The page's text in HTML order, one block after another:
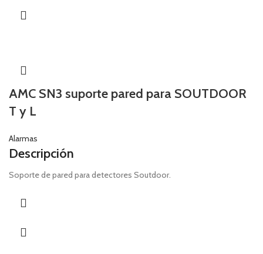
LED’s indicadores de estado.
AMC SN3 suporte pared para SOUTDOOR
T y L
Alarmas
Descripción
Soporte de pared para detectores Soutdoor.